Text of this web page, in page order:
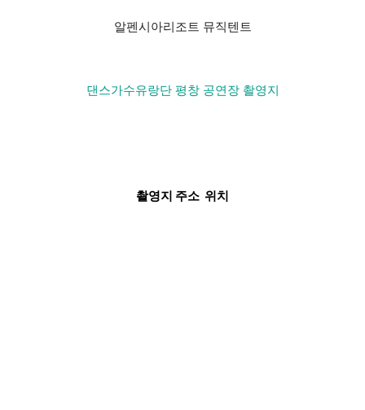
알펜시아리조트 뮤직텐트
댄스가수유랑단 평창 공연장 촬영지
촬영지 주소 위치